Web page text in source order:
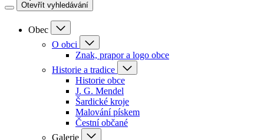
Otevřít vyhledávání
Obec
O obci
Znak, prapor a logo obce
Historie a tradice
Historie obce
J. G. Mendel
Šardické kroje
Malování pískem
Čestní občané
Galerie